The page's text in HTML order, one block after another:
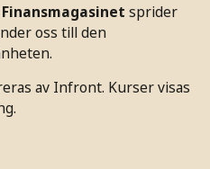
sprider
oss till den
av Infront. Kurser visas